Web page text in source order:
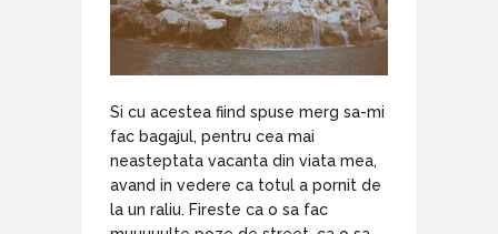
Si cu acestea fiind spuse merg sa-mi
fac bagajul, pentru cea mai
neasteptata vacanta din viata mea,
avand in vedere ca totul a pornit de
la un raliu. Fireste ca o sa fac